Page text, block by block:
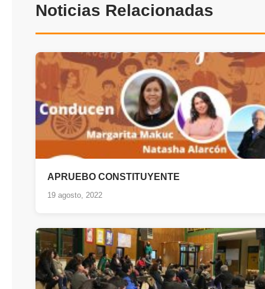
Noticias Relacionadas
APRUEBO CONSTITUYENTE
19 agosto, 2022